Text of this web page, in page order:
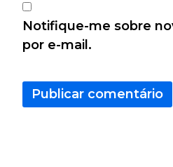
Notifique-me sobre
por e-mail.